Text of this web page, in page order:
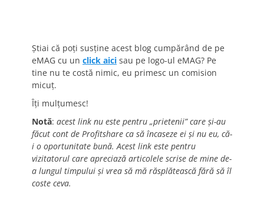
Știai că poți susține acest blog cumpărând de pe
eMAG cu un click aici sau pe logo-ul eMAG? Pe
tine nu te costă nimic, eu primesc un comision
micuț.
Îți mulțumesc!
Notă: acest link nu este pentru „prietenii” care și-au
făcut cont de Profitshare ca să încaseze ei și nu eu, că-
i o oportunitate bună. Acest link este pentru
vizitatorul care apreciază articolele scrise de mine de-
a lungul timpului și vrea să mă răsplătească fără să îl
coste ceva.